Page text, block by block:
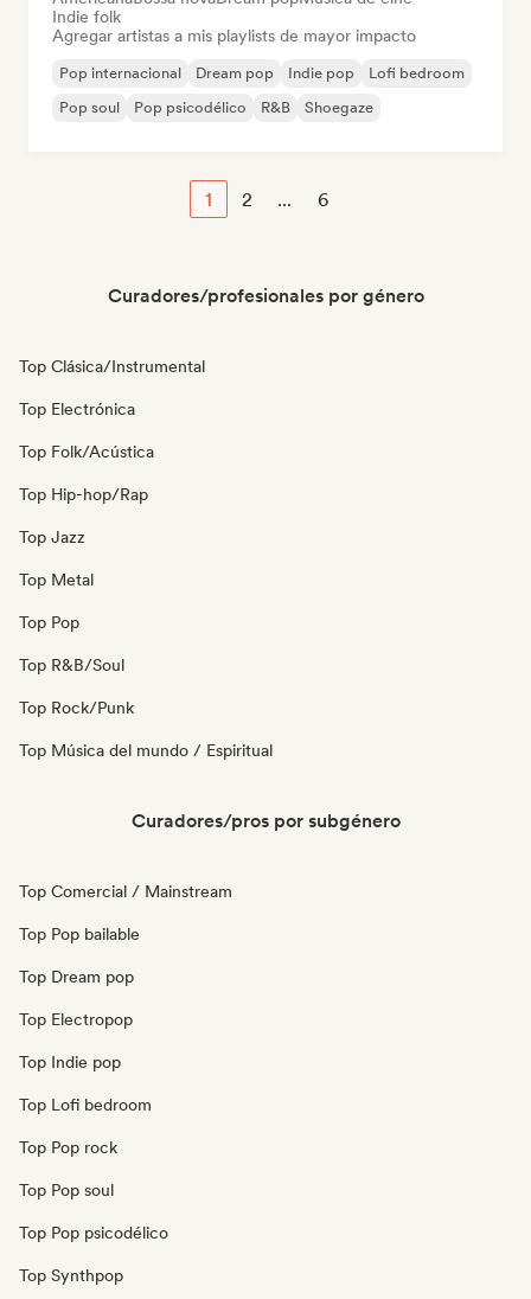
Indie folk
Agregar artistas a mis playlists de mayor impacto
Pop internacional Dream pop Indie pop
Lofi bedroom
Pop soul
Pop psicodélico R&B Shoegaze
1 2 ... 6
Curadores/profesionales por género
Top Clásica/Instrumental
Top Electrónica
Top Folk/Acústica
Top Hip-hop/Rap
Top Jazz
Top Metal
Top Pop
Top R&B/Soul
Top Rock/Punk
Top Música del mundo / Espiritual
Curadores/pros por subgénero
Top Comercial / Mainstream
Top Pop bailable
Top Dream pop
Top Electropop
Top Indie pop
Top Lofi bedroom
Top Pop rock
Top Pop soul
Top Pop psicodélico
Top Synthpop